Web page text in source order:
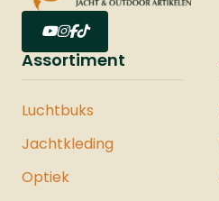
Assortiment
Luchtbuks
Jachtkleding
Optiek